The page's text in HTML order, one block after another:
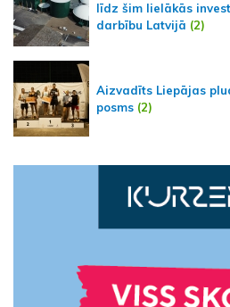
līdz šim lielākās
darbību Latvijā (2)
Aizvadīts Liepājas
posms (2)